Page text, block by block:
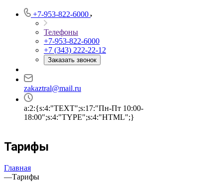
+7-953-822-6000
Телефоны
+7-953-822-6000
+7 (343) 222-22-12
Заказать звонок
zakaztral@mail.ru
a:2:{s:4:"TEXT";s:17:"Пн-Пт 10:00-
18:00";s:4:"TYPE";s:4:"HTML";}
Тарифы
Главная
—Тарифы